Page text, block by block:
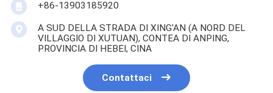
+86-13903185920
A SUD DELLA STRADA DI XING'AN (A NORD DEL
VILLAGGIO DI XUTUAN), CONTEA DI ANPING,
PROVINCIA DI HEBEI, CINA
Contattaci